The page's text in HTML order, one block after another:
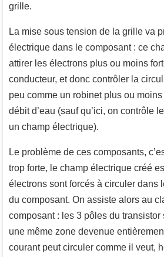
grille.
La mise sous tension de la grille va
électrique dans le composant : ce
attirer les électrons plus ou moins
conducteur, et donc contrôler la
peu comme un robinet plus ou
débit d’eau (sauf qu’ici, on contrôle
un champ électrique).
Le problème de ces composants,
trop forte, le champ électrique créé
électrons sont forcés à circuler dans
du composant. On assiste alors au
composant : les 3 pôles du transistor
une même zone devenue
courant peut circuler comme il veut,